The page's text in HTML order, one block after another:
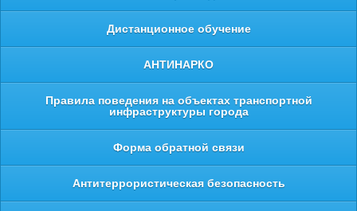
Дистанционное обучение
АНТИНАРКО
Правила поведения на объектах транспортной
инфраструктуры города
Форма обратной связи
Антитеррористическая безопасность